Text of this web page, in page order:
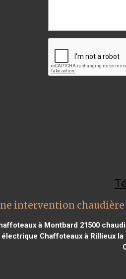
intervention
à Montbard 21500
Chaffoteaux à Rillieux la